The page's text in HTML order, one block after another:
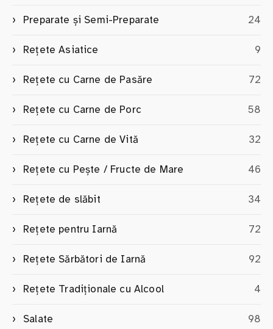
Preparate și Semi-Preparate 24
Rețete Asiatice 9
Rețete cu Carne de Pasăre 72
Rețete cu Carne de Porc 58
Rețete cu Carne de Vită 32
Rețete cu Pește / Fructe de Mare 46
Rețete de slăbit 34
Rețete pentru Iarnă 72
Rețete Sărbători de Iarnă 92
Rețete Tradiționale cu Alcool 4
Salate 98